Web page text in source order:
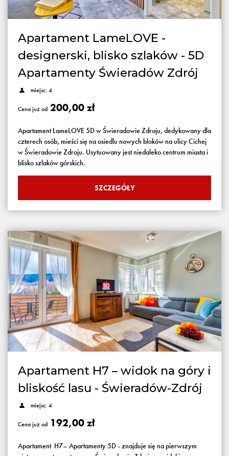
Apartament LameLOVE -
designerski, blisko szlaków - 5D
Apartamenty Świeradów Zdrój
miejsc: 4
Cena już od 200,00 zł
Apartament LameLOVE 5D w Świeradowie Zdroju, dedykowany dla
czterech osób, mieści się na osiedlu nowych bloków na ulicy Cichej
w Świeradowie Zdroju. Usytuowany jest niedaleko centrum miasta i
blisko szlaków górskich.
SZCZEGÓŁY
Apartament H7 – widok na góry i
bliskość lasu - Świeradów-Zdrój
miejsc: 4
Cena już od 192,00 zł
Apartament H7– Apartamenty 5D - znajduje się na pierwszym